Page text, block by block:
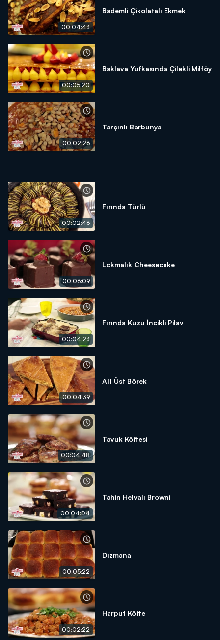
00:04:43
Bademli Çikolatalı Ekmek
00:05:20
Baklava Yufkasında Çilekli Milföy
00:02:26
Tarçınlı Barbunya
00:02:46
Fırında Türlü
00:06:09
Lokmalık Cheesecake
00:04:23
Fırında Kuzu İncikli Pilav
00:04:39
Alt Üst Börek
00:04:48
Tavuk Köftesi
00:04:04
Tahin Helvalı Browni
00:05:22
Dızmana
00:02:22
Harput Köfte